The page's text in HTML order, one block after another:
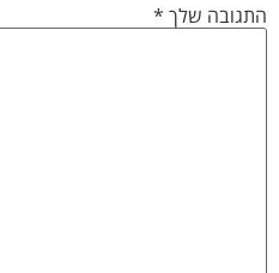
התגובה שלך*